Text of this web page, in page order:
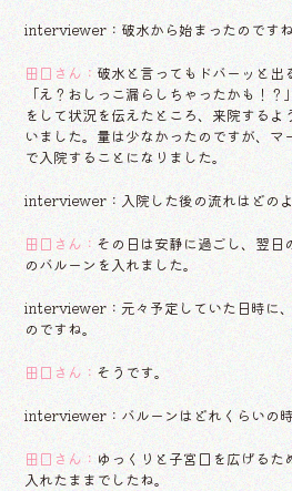
interviewer：破水から始まったのですね
田口さん： 破水と言ってもドバーッと出
「え？おしっこ漏らしちゃったかも！
をして状況を伝えたところ、来院する
いました。量は少なかったのですが、
で入院することになりました。
interviewer：入院した後の流れはどの
田口さん： その日は安静に過ごし、翌日
のバルーンを入れました。
interviewer：元々予定していた日時に
のですね。
田口さん： そうです。
interviewer：バルーンはどれくらいの
田口さん：ゆっくりと子宮口を広げるた
入れたままでしたね。